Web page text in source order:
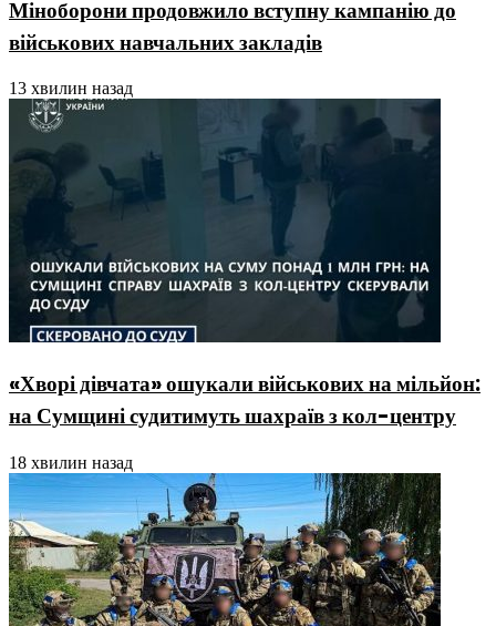
Міноборони продовжило вступну кампанію до
військових навчальних закладів
13 хвилин назад
«Хворі дівчата» ошукали військових на мільйон:
на Сумщині судитимуть шахраїв з кол-центру
18 хвилин назад